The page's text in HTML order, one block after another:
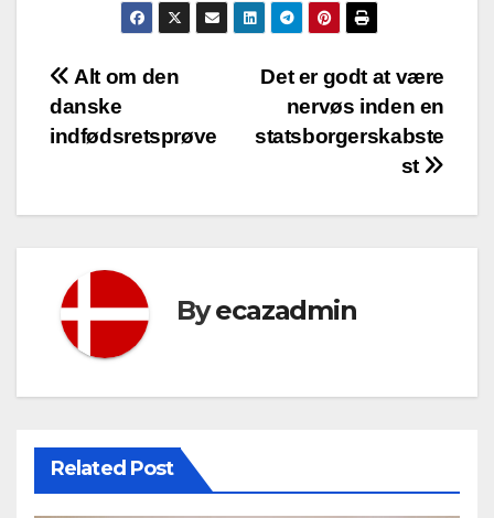
Indlægsnavigation
Det er godt at være
nervøs inden en
statsborgerskabste
st
Alt om den
danske
indfødsretsprøve
Byecazadmin
Related Post